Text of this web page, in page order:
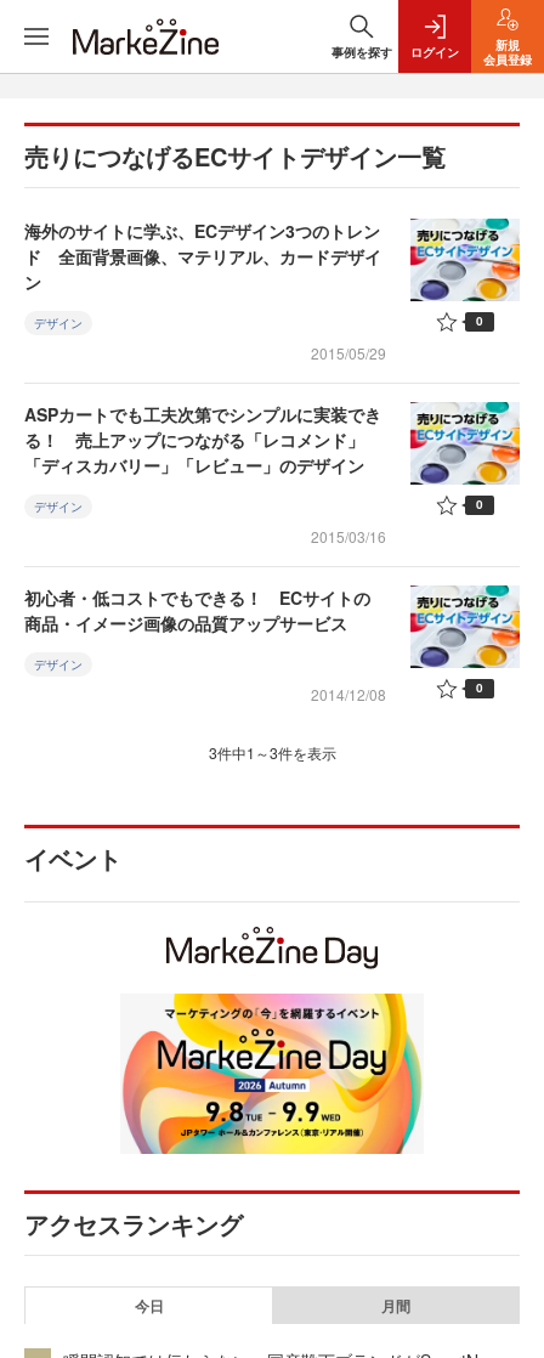
事例を探す ログイン
新規
会員登録
売りにつなげるECサイトデザイン一覧
海外のサイトに学ぶ、ECデザイン3つのトレン
ド 全面背景画像、マテリアル、カードデザイ
ン
デザイン
2015/05/29
0
ASPカートでも工夫次第でシンプルに実装でき
る！ 売上アップにつながる「レコメンド」
「ディスカバリー」「レビュー」のデザイン
デザイン
2015/03/16
0
初心者・低コストでもできる！ ECサイトの
商品・イメージ画像の品質アップサービス
デザイン
2014/12/08 0
3件中1～3件を表示
イベント
アクセスランキング
今日 月間